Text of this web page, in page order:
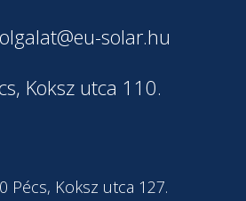
solar.hu
Koksz utca 110.
Pécs, Koksz utca 127.